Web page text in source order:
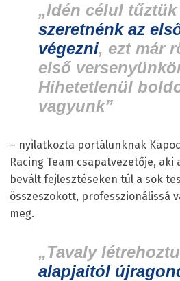
„Idén célul
szeretnénk az
végezni, ezt már
első
Hihetetlenül
vagyunk”
– nyilatkozta portálunknak
Racing Team csapatvezetője,
bevált fejlesztéseken túl a sok
összeszokott, professzionálissá
meg.
„Tavaly
alapjaitól